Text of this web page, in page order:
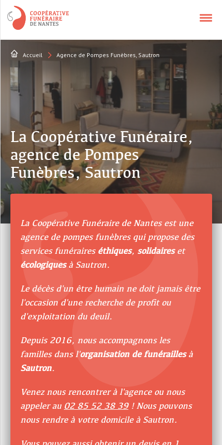
NOS SERVICES
APPELER UN CONSEILLER
CONTACT
QUI SOMMES-NOUS ?
Accueil Agence de Pompes Funèbres, Sautron
La Coopérative Funéraire,
agence de Pompes
Funèbres, Sautron
La Coopérative Funéraire de Nantes est une
agence de pompes funèbres qui propose des
services funéraires éthiques, solidaireset
écologiquesà Sautron.
Le décès d'un être humain ne doit jamais être
l'occasion d'une recherche de profit ou
d'exploitation du deuil.
Depuis 2016, nous accompagnons les
familles dans l'organisation de funéraillesà
Sautron.
Venez nous rencontrer à l'agence ou nous
appeler au 02 85 52 38 39! Nous pouvons
nous rendre à votre domicile à Sautron.